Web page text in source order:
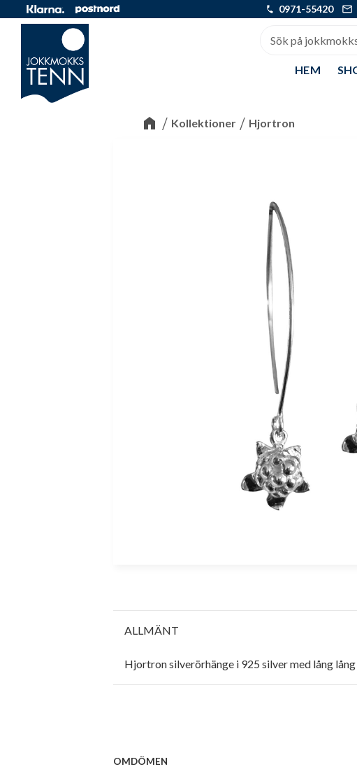
0971-55420
HEM
Kollektioner Hjortron
ALLMÄNT
Hjortron silverörhänge i 925 silver med lång
OMDÖMEN